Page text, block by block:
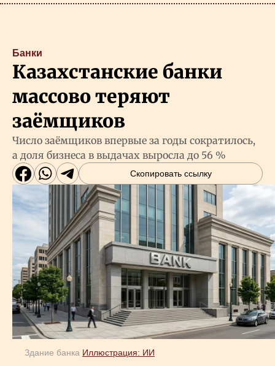
Банки
Казахстанские банки
массово теряют
заёмщиков
Число заёмщиков впервые за годы сократилось,
а доля бизнеса в выдачах выросла до 56 %
Скопировать ссылку
Здание банка Иллюстрация: ИИ